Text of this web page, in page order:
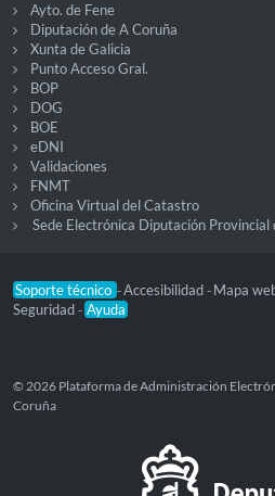
Ayto. de Fene
Diputación de A Coruña
Xunta de Galicia
Punto Acceso Gral.
BOP
DOG
BOE
eDNI
Validaciones
FNMT
Oficina Virtual del Catastro
Sede Electrónica Diputación Provincial
Soporte técnico -Accesibilidad - Mapa
Seguridad - Ayuda
© 2026 Plataforma de Administración
Coruña